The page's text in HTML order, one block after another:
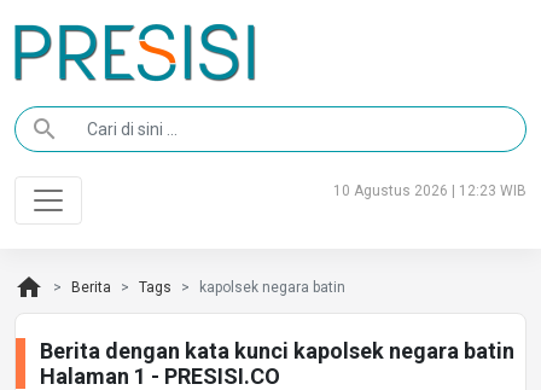
search
10 Agustus 2026 | 12:23 WIB
home Berita Tags kapolsek negara batin
Berita dengan kata kunci kapolsek negara batin
Halaman 1 - PRESISI.CO